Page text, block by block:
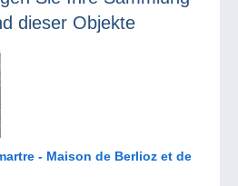
dieser Objekte
- Maison de Berlioz et de